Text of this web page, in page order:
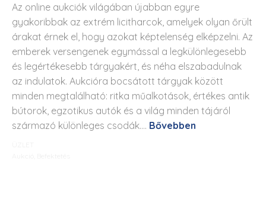
Az online aukciók világában újabban egyre
gyakoribbak az extrém licitharcok, amelyek olyan őrült
árakat érnek el, hogy azokat képtelenség elképzelni. Az
emberek versengenek egymással a legkülönlegesebb
és legértékesebb tárgyakért, és néha elszabadulnak
az indulatok. Aukcióra bocsátott tárgyak között
minden megtalálható: ritka műalkotások, értékes antik
bútorok, egzotikus autók és a világ minden tájáról
származó különleges csodák.... Bővebben